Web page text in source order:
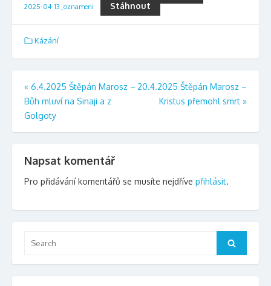
2025-04-13_oznameni Stáhnout
Kázání
Navigace
pro
příspěvek
« 6.4.2025 Štěpán Marosz –
Bůh mluví na Sinaji a z
Golgoty
20.4.2025 Štěpán Marosz –
Kristus přemohl smrt »
Napsat komentář
Pro přidávání komentářů se musíte nejdříve přihlásit.
Search